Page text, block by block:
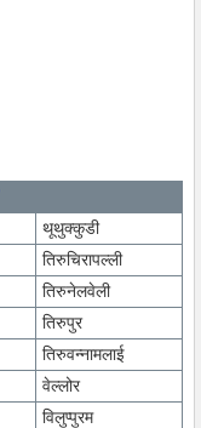
थूथुक्कुडी
तिरुचिरापल्ली
तिरुनेलवेली
तिरुपुर
तिरुवन्नामलाई
वेल्लोर
विलुप्पुरम